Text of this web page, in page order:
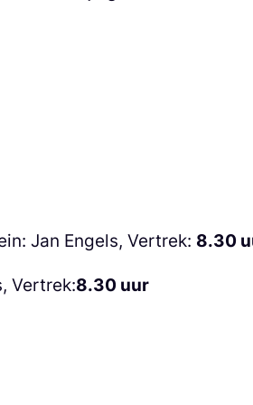
Jan Engels, Vertrek: 8.30
Vertrek:8.30 uur